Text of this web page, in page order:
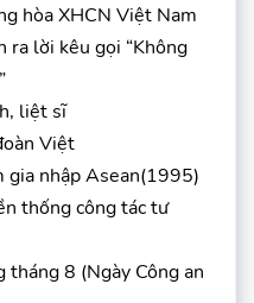
hòa XHCN Việt Nam
lời kêu gọi “Không
liệt sĩ
Việt
nhập Asean(1995)
thống công tác tư
8 (Ngày Công an